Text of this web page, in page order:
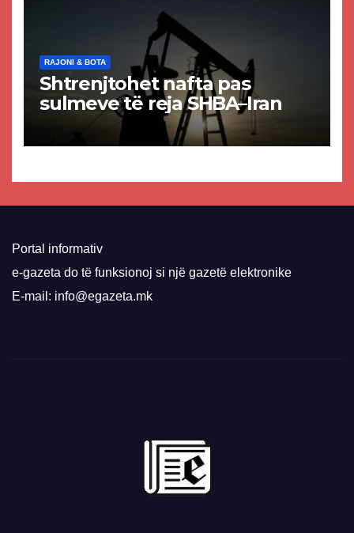
RAJONI & BOTA
Shtrenjtohet nafta pas
sulmeve të reja SHBA–Iran
Portal informativ
e-gazeta do të funksionoj si një gazetë elektronike
E-mail: info@egazeta.mk